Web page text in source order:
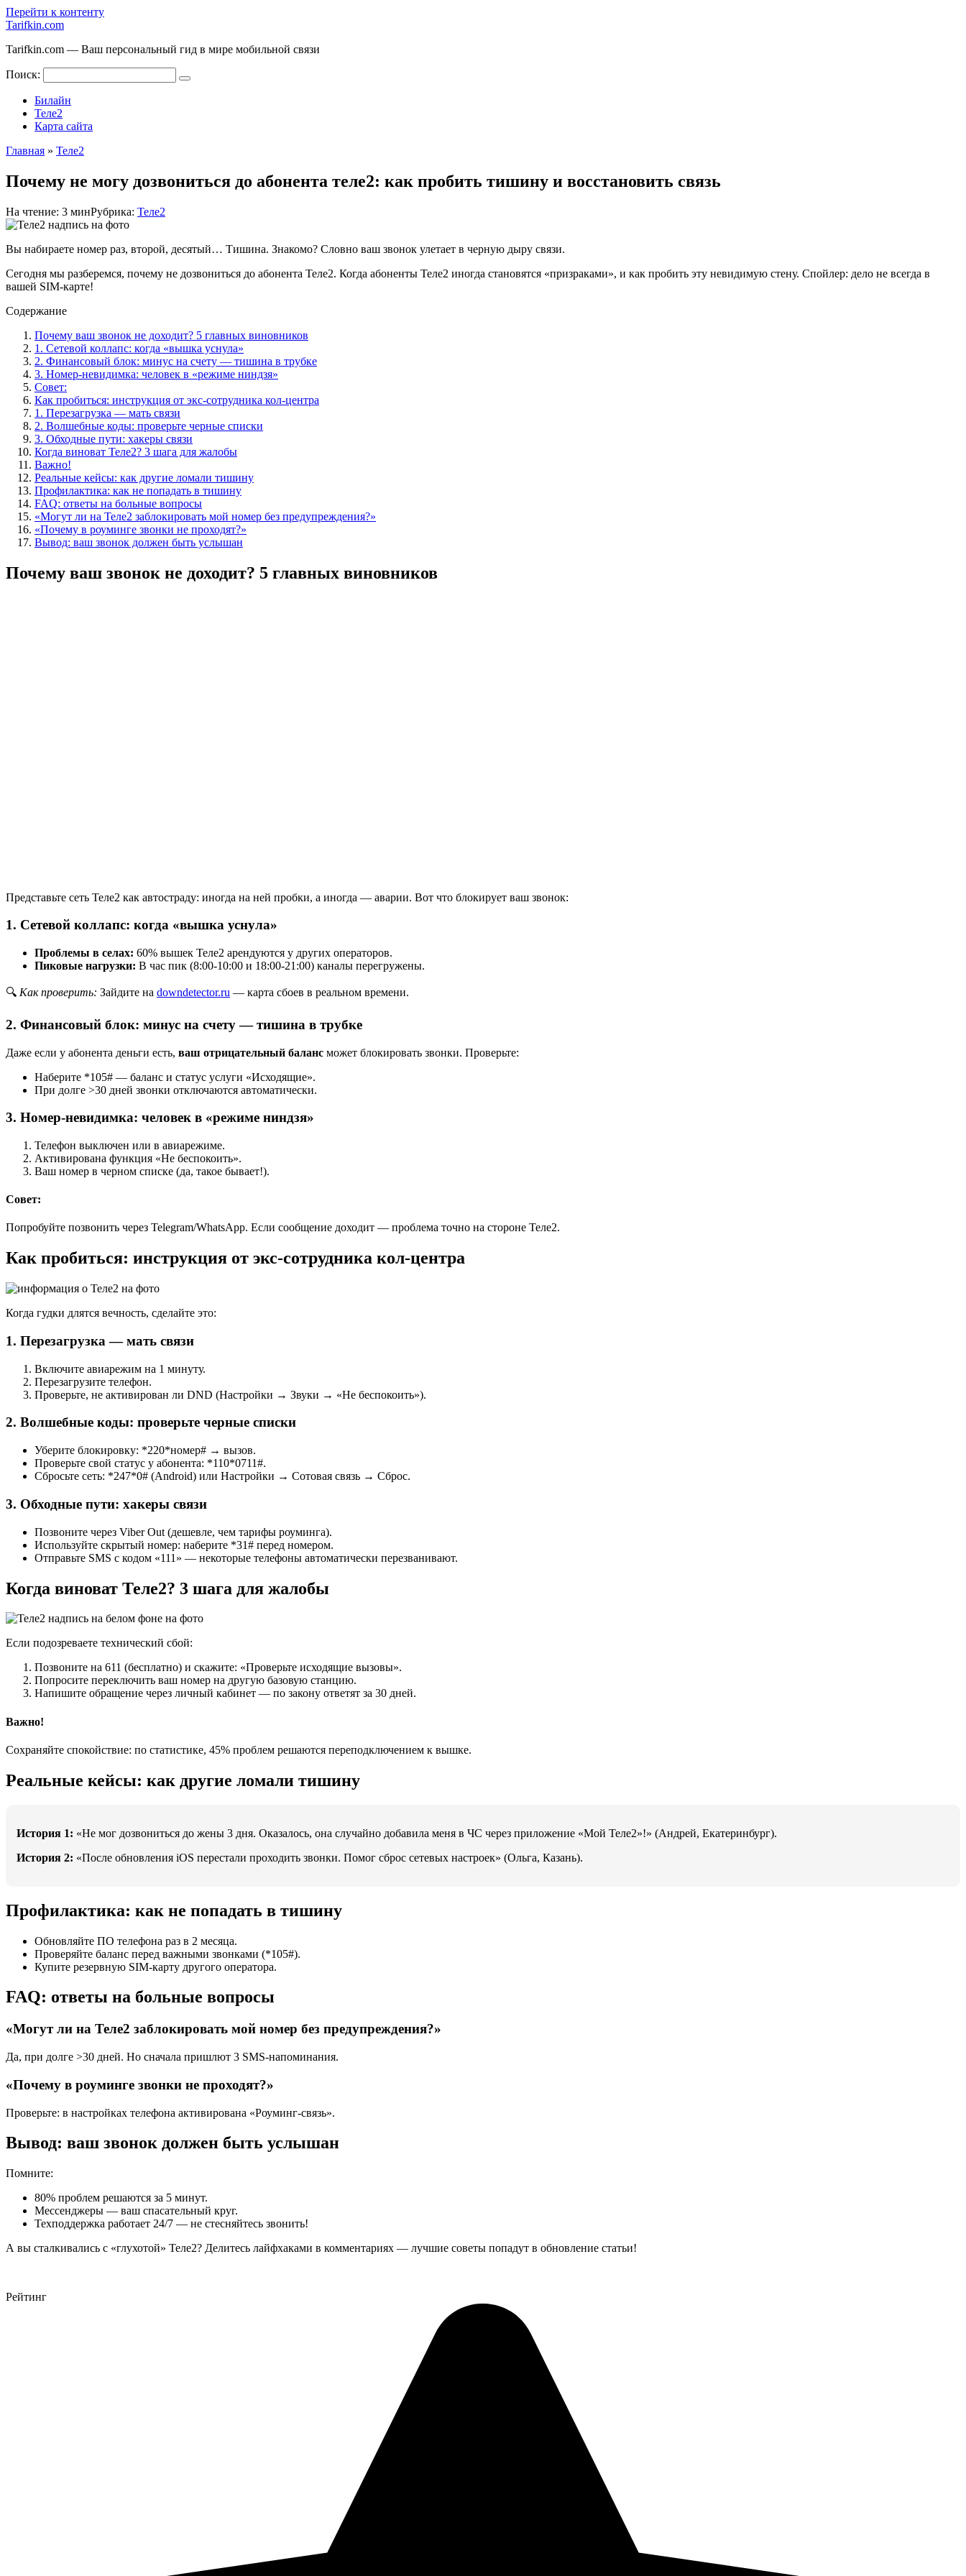
Перейти к контенту
Tarifkin.com
Tarifkin.com — Ваш персональный гид в мире мобильной связи
Поиск:
Билайн
Теле2
Карта сайта
Главная » Теле2
Почему не могу дозвониться до абонента теле2: как пробить тишину и восстановить связь
На чтение: 3 минРубрика: Теле2
Вы набираете номер раз, второй, десятый… Тишина. Знакомо? Словно ваш звонок улетает в черную дыру связи.
Сегодня мы разберемся, почему не дозвониться до абонента Теле2. Когда абоненты Теле2 иногда становятся «призраками», и как пробить эту невидимую стену. Спойлер: дело не всегда в
вашей SIM-карте!
Содержание
Почему ваш звонок не доходит? 5 главных виновников
1. Сетевой коллапс: когда «вышка уснула»
2. Финансовый блок: минус на счету — тишина в трубке
3. Номер-невидимка: человек в «режиме ниндзя»
Совет:
Как пробиться: инструкция от экс-сотрудника кол-центра
1. Перезагрузка — мать связи
2. Волшебные коды: проверьте черные списки
3. Обходные пути: хакеры связи
Когда виноват Теле2? 3 шага для жалобы
Важно!
Реальные кейсы: как другие ломали тишину
Профилактика: как не попадать в тишину
FAQ: ответы на больные вопросы
«Могут ли на Теле2 заблокировать мой номер без предупреждения?»
«Почему в роуминге звонки не проходят?»
Вывод: ваш звонок должен быть услышан
Почему ваш звонок не доходит? 5 главных виновников
Представьте сеть Теле2 как автостраду: иногда на ней пробки, а иногда — аварии. Вот что блокирует ваш звонок:
1. Сетевой коллапс: когда «вышка уснула»
Проблемы в селах: 60% вышек Теле2 арендуются у других операторов.
Пиковые нагрузки: В час пик (8:00-10:00 и 18:00-21:00) каналы перегружены.
🔍 Как проверить: Зайдите на downdetector.ru — карта сбоев в реальном времени.
2. Финансовый блок: минус на счету — тишина в трубке
Даже если у абонента деньги есть, ваш отрицательный баланс может блокировать звонки. Проверьте:
Наберите *105# — баланс и статус услуги «Исходящие».
При долге >30 дней звонки отключаются автоматически.
3. Номер-невидимка: человек в «режиме ниндзя»
Телефон выключен или в авиарежиме.
Активирована функция «Не беспокоить».
Ваш номер в черном списке (да, такое бывает!).
Совет:
Попробуйте позвонить через Telegram/WhatsApp. Если сообщение доходит — проблема точно на стороне Теле2.
Как пробиться: инструкция от экс-сотрудника кол-центра
Когда гудки длятся вечность, сделайте это:
1. Перезагрузка — мать связи
Включите авиарежим на 1 минуту.
Перезагрузите телефон.
Проверьте, не активирован ли DND (Настройки → Звуки → «Не беспокоить»).
2. Волшебные коды: проверьте черные списки
Уберите блокировку: *220*номер# → вызов.
Проверьте свой статус у абонента: *110*0711#.
Сбросьте сеть: *247*0# (Android) или Настройки → Сотовая связь → Сброс.
3. Обходные пути: хакеры связи
Позвоните через Viber Out (дешевле, чем тарифы роуминга).
Используйте скрытый номер: наберите *31# перед номером.
Отправьте SMS с кодом «111» — некоторые телефоны автоматически перезванивают.
Когда виноват Теле2? 3 шага для жалобы
Если подозреваете технический сбой:
Позвоните на 611 (бесплатно) и скажите: «Проверьте исходящие вызовы».
Попросите переключить ваш номер на другую базовую станцию.
Напишите обращение через личный кабинет — по закону ответят за 30 дней.
Важно!
Сохраняйте спокойствие: по статистике, 45% проблем решаются переподключением к вышке.
Реальные кейсы: как другие ломали тишину
История 1: «Не мог дозвониться до жены 3 дня. Оказалось, она случайно добавила меня в ЧС через приложение «Мой Теле2»!» (Андрей, Екатеринбург).
История 2: «После обновления iOS перестали проходить звонки. Помог сброс сетевых настроек» (Ольга, Казань).
Профилактика: как не попадать в тишину
Обновляйте ПО телефона раз в 2 месяца.
Проверяйте баланс перед важными звонками (*105#).
Купите резервную SIM-карту другого оператора.
FAQ: ответы на больные вопросы
«Могут ли на Теле2 заблокировать мой номер без предупреждения?»
Да, при долге >30 дней. Но сначала пришлют 3 SMS-напоминания.
«Почему в роуминге звонки не проходят?»
Проверьте: в настройках телефона активирована «Роуминг-связь».
Вывод: ваш звонок должен быть услышан
Помните:
80% проблем решаются за 5 минут.
Мессенджеры — ваш спасательный круг.
Техподдержка работает 24/7 — не стесняйтесь звонить!
А вы сталкивались с «глухотой» Теле2? Делитесь лайфхаками в комментариях — лучшие советы попадут в обновление статьи!
Рейтинг